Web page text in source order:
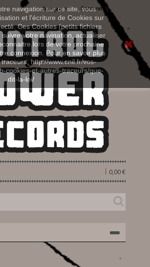
navigation sur ce site, vous
et l'écriture de Cookies sur
Ces Cookies (petits fichiers
votre navigation, actualiser
lors de votre prochaine
connexion. Pour en savoir plus
http://www.cnil.fr/vos-
cookies-et-autres-traceurs/que-
dit-la-loi/
Connexion
Français
0,00 €
|